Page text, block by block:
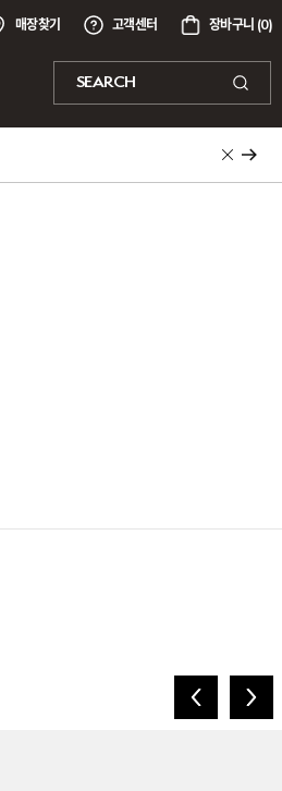
매장찾기 고객센터 장바구니 (0)
SEARCH